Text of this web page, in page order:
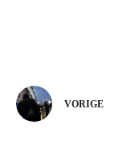
VORIGE